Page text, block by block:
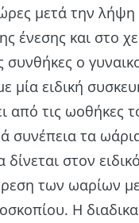
μετά την λήψη
ένεσης και στο
ο
μία ειδική
από τις ωοθήκες
συνέπεια τα
δίνεται στον
των ωαρίων
Η